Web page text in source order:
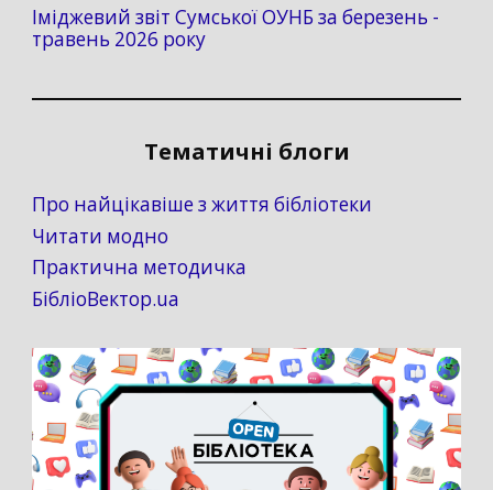
Іміджевий звіт Сумської ОУНБ за березень -
травень 2026 року
Тематичні блоги
Про найцікавіше з життя бібліотеки
Читати модно
Практична методичка
БібліоВектор.ua